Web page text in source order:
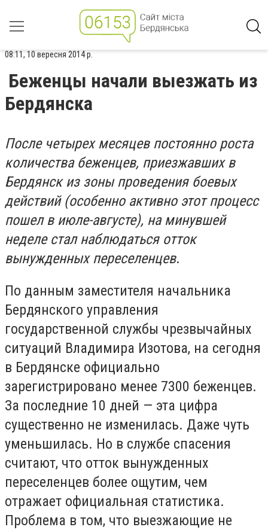
08:11, 10 вересня 2014 р.
Беженцы начали выезжать из
Бердянска
После четырех месяцев постоянно роста
количества беженцев, приезжавших в
Бердянск из зоны проведения боевых
действий (особенно активно этот процесс
пошел в июле-августе), на минувшей
неделе стал наблюдаться отток
вынужденных переселенцев.
По данным заместителя начальника
Бердянского управления
государственной службы чрезвычайных
ситуаций Владимира Изотова, на сегодня
в Бердянске официально
зарегистрировано менее 7300 беженцев.
За последние 10 дней — эта цифра
существенно не изменилась. Даже чуть
уменьшилась. Но в службе спасения
считают, что отток вынужденных
переселенцев более ощутим, чем
отражает официальная статистика.
Проблема в том, что выезжающие не